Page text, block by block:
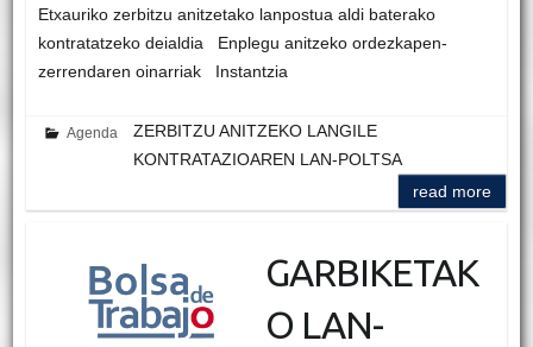
Etxauriko zerbitzu anitzetako lanpostua aldi baterako
kontratatzeko deialdia Enplegu anitzeko ordezkapen-
zerrendaren oinarriak Instantzia
Agenda
ZERBITZU ANITZEKO LANGILE
KONTRATAZIOAREN LAN-POLTSA
read more
GARBIKETAK
O LAN-